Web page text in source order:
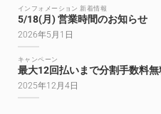
インフォメーション 新着情報
5/18(月) 営業時間のお知らせ
2026年5月1日
キャンペーン
最大12回払いまで分割手数料
2025年12月4日